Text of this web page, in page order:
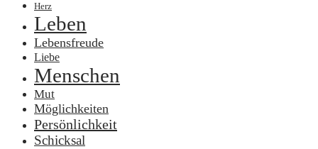
Herz
Leben
Lebensfreude
Liebe
Menschen
Mut
Möglichkeiten
Persönlichkeit
Schicksal